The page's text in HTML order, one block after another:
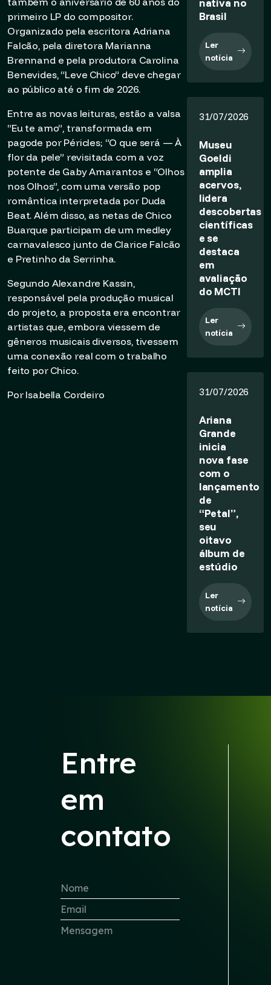
primeiro LP do compositor.
Organizado pela escritora Adriana
Falcão, pela diretora Marianna
Brennand e pela produtora Carolina
Benevides, “Leve Chico” deve chegar
ao público até o fim de 2026.
Entre as novas leituras, estão a valsa
“Eu te amo”, transformada em
pagode por Péricles; “O que será — À
flor da pele” revisitada com a voz
potente de Gaby Amarantos e “Olhos
nos Olhos”, com uma versão pop
romântica interpretada por Duda
Beat. Além disso, as netas de Chico
Buarque participam de um medley
carnavalesco junto de Clarice Falcão
e Pretinho da Serrinha.
Segundo Alexandre Kassin,
responsável pela produção musical
do projeto, a proposta era encontrar
artistas que, embora viessem de
gêneros musicais diversos, tivessem
uma conexão real com o trabalho
feito por Chico.
Por Isabella Cordeiro
Brasil
Ler
notícia
31/07/2026
Museu
Goeldi
amplia
acervos,
lidera
descobertas
científicas
e se
destaca
em
avaliação
do MCTI
Ler
notícia
31/07/2026
Ariana
Grande
inicia
nova fase
com o
lançamento
de
“Petal”,
seu
oitavo
álbum de
estúdio
Ler
notícia
Entre
em
contato